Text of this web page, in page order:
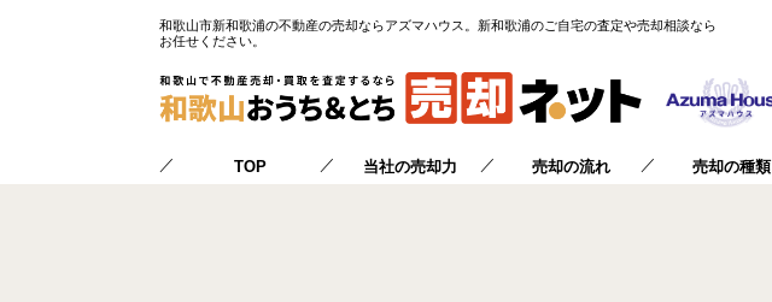
和歌山市新和歌浦の不動産の売却ならアズマハウス。新和歌浦のご自宅の査定や売却相談なら
お任せください。
／ TOP ／ 当社の売却力 ／ 売却の流れ ／ 売却の種類